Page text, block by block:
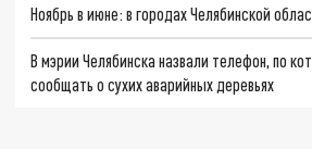
Ноябрь в июне: в городах Челябинской
В мэрии Челябинска назвали телефон, по
сообщать о сухих аварийных деревьях